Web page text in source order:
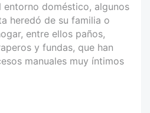
entorno doméstico, algunos
heredó de su familia o
entre ellos paños,
y fundas, que han
manuales muy íntimos